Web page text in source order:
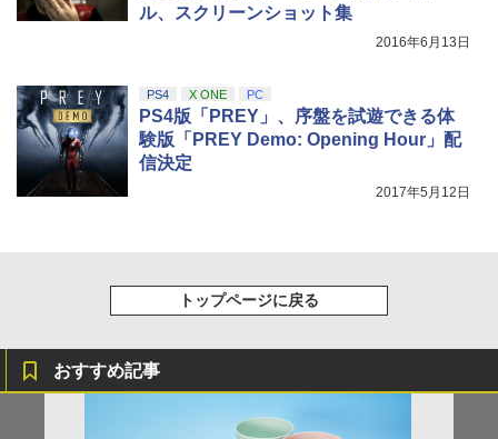
ル、スクリーンショット集
2016年6月13日
PS4 X ONE PC
PS4版「PREY」、序盤を試遊できる体
験版「PREY Demo: Opening Hour」配
信決定
2017年5月12日
トップページに戻る
おすすめ記事